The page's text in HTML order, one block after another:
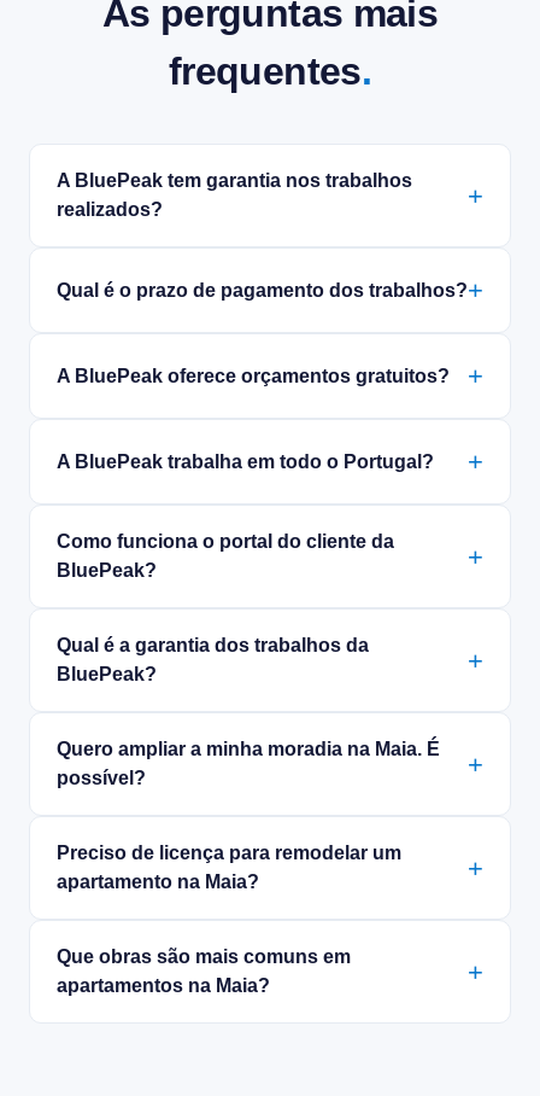
As perguntas mais
frequentes.
A BluePeak tem garantia nos trabalhos
realizados?
Qual é o prazo de pagamento dos trabalhos?
A BluePeak oferece orçamentos gratuitos?
A BluePeak trabalha em todo o Portugal?
Como funciona o portal do cliente da
BluePeak?
Qual é a garantia dos trabalhos da
BluePeak?
Quero ampliar a minha moradia na Maia. É
possível?
Preciso de licença para remodelar um
apartamento na Maia?
Que obras são mais comuns em
apartamentos na Maia?